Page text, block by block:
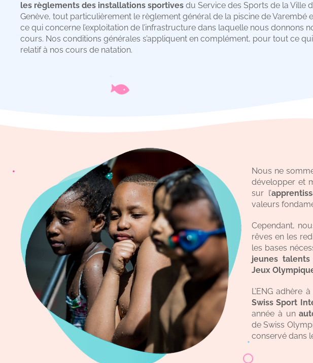
les règlements des installations sportives du Service des Sports de la Ville
Genève, tout particulièrement le règlement général de la piscine de Varembé
ce qui concerne l’exploitation de l’infrastructure dans laquelle nous donnons
cours. Nos conditions générales s’appliquent en complément, pour tout ce
relatif à nos cours de natation.
Nous ne
développer et
sur l’
valeurs
Cependant,
rêves en les
les bases
jeunes talents
Jeux
L’ENG adhère à
Swiss Sport
année à un
de Swiss
conservé dans